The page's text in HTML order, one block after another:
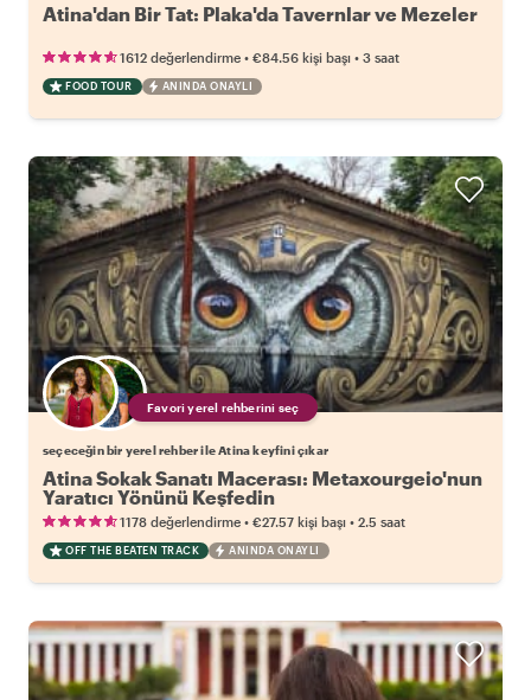
Atina'dan Bir Tat: Plaka'da Tavernlar ve Mezeler
1612 değerlendirme • €84.56 kişi başı • 3 saat
FOOD TOUR ANINDA ONAYLI
Favori yerel rehberini seç
seçeceğin bir yerel rehber ile Atina keyfini çıkar
Atina Sokak Sanatı Macerası: Metaxourgeio'nun
Yaratıcı Yönünü Keşfedin
1178 değerlendirme • €27.57 kişi başı • 2.5 saat
OFF THE BEATEN TRACK ANINDA ONAYLI